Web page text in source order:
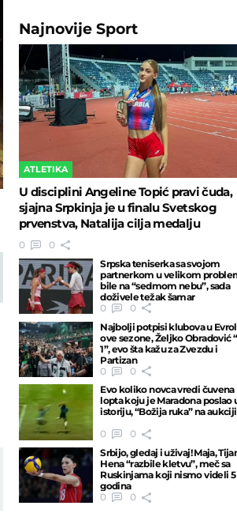
NajnovijeSport
ATLETIKA
U disciplini Angeline Topić pravi čuda,
sjajna Srpkinja je u finalu Svetskog
prvenstva, Natalija cilja medalju
0
0
Srpska teniserka sa svojom
partnerkom u velikom
bile na “sedmom nebu”, sada
doživele težak šamar
0
0
Najbolji potpisi klubova u
ove sezone, Željko Obradović
1”, evo šta kažu za Zvezdu i
Partizan
0
0
Evo koliko novca vredi čuvena
lopta koju je Maradona poslao
istoriju, “Božija ruka” na aukciji
0
0
Srbijo, gledaj i uživaj! Maja,
Hena “razbile kletvu”, meč sa
Ruskinjama koji nismo videli 5
godina
0
0